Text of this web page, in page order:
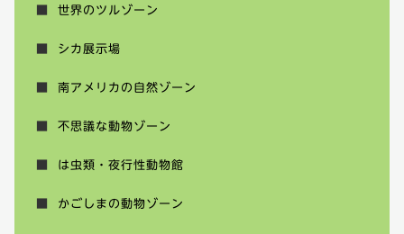
世界のツルゾーン
シカ展示場
南アメリカの自然ゾーン
不思議な動物ゾーン
は虫類・夜行性動物館
かごしまの動物ゾーン